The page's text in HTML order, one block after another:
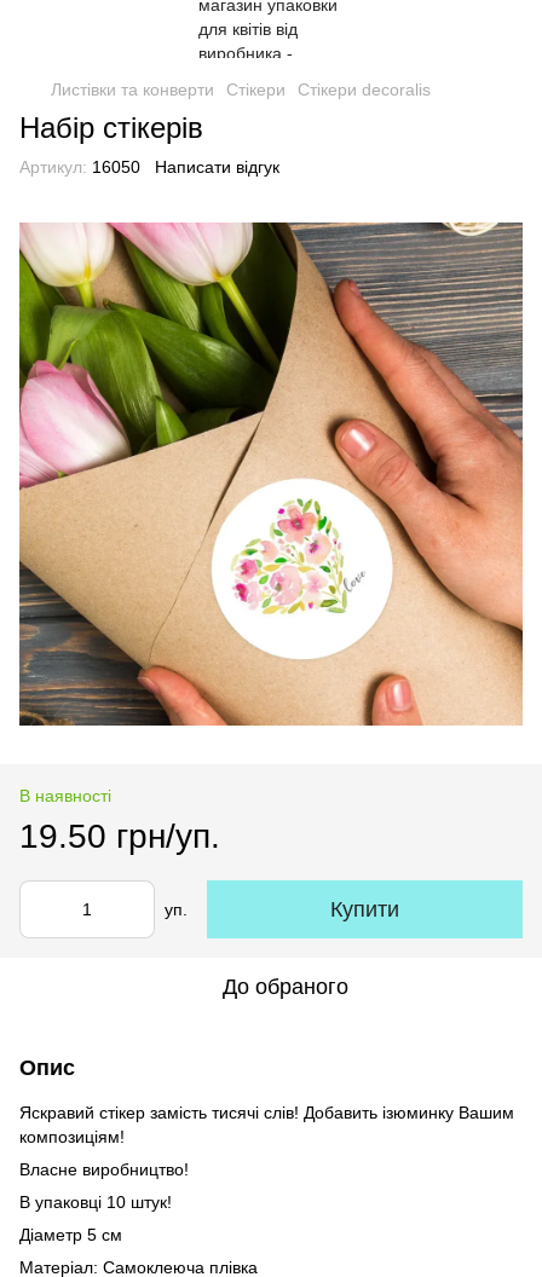
Листівки та конверти Стікери Стікери decoralis
Набір стікерів
Артикул: 16050 Написати відгук
В наявності
19.50 грн/уп.
уп. Купити
До обраного
Опис
Яскравий стікер замість тисячі слів! Добавить ізюминку Вашим
композиціям!
Власне виробництво!
В упаковці 10 штук!
Діаметр 5 см
Матеріал: Самоклеюча плівка